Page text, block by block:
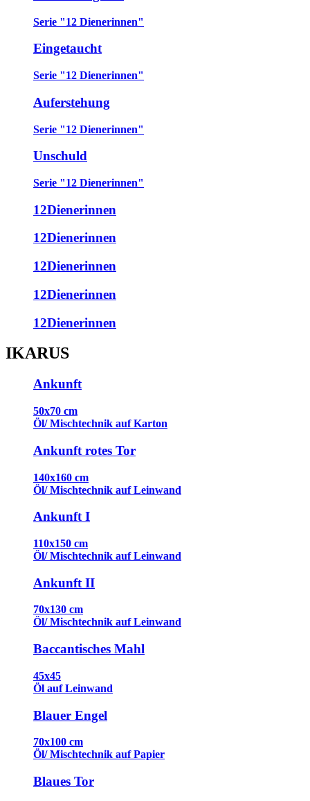
Serie "12 Dienerinnen"
Eingetaucht
Serie "12 Dienerinnen"
Auferstehung
Serie "12 Dienerinnen"
Unschuld
Serie "12 Dienerinnen"
12Dienerinnen
12Dienerinnen
12Dienerinnen
12Dienerinnen
12Dienerinnen
IKARUS
Ankunft
50x70 cm
Öl/ Mischtechnik auf Karton
Ankunft rotes Tor
140x160 cm
Öl/ Mischtechnik auf Leinwand
Ankunft I
110x150 cm
Öl/ Mischtechnik auf Leinwand
Ankunft II
70x130 cm
Öl/ Mischtechnik auf Leinwand
Baccantisches Mahl
45x45
Öl auf Leinwand
Blauer Engel
70x100 cm
Öl/ Mischtechnik auf Papier
Blaues Tor